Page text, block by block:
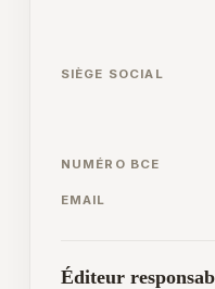
SIÈGE SOCIAL
NUMÉRO BCE
EMAIL
Éditeur